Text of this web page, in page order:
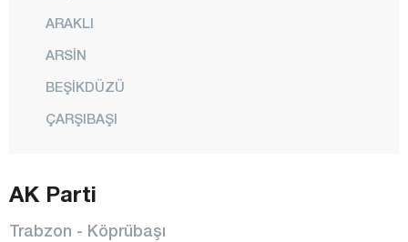
ARAKLI
ARSİN
BEŞİKDÜZÜ
ÇARŞIBAŞI
AK Parti
Trabzon - Köprübaşı